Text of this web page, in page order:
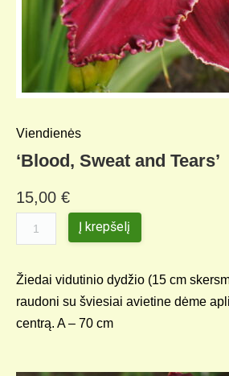
Viendienės
‘Blood, Sweat and Tears’
15,00 €
Į krepšelį
Žiedai vidutinio dydžio (15 cm
raudoni su šviesiai avietine dėme
centrą. A – 70 cm